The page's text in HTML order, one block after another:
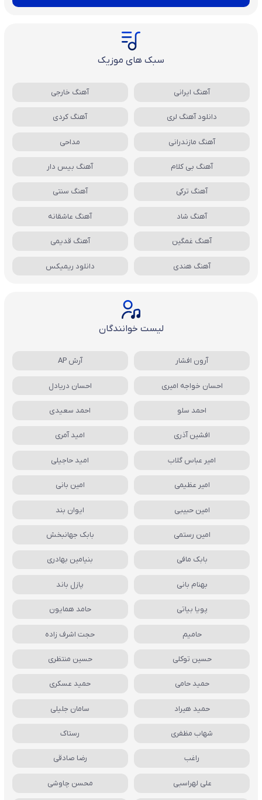
سبک های موزیک
آهنگ ایرانی آهنگ خارجی
دانلود آهنگ لری آهنگ کردی
آهنگ مازندرانی مداحی
آهنگ بی کلام آهنگ بیس دار
آهنگ ترکی آهنگ سنتی
آهنگ شاد آهنگ عاشقانه
آهنگ غمگین آهنگ قدیمی
آهنگ هندی دانلود ریمیکس
لیست خوانندگان
آرون افشار آرش AP
احسان خواجه امیری احسان دریادل
احمد سلو احمد سعیدی
افشین آذری امید آمری
امیر عباس گلاب امید حاجیلی
امیر عظیمی امین بانی
امین حبیبی ایوان بند
امین رستمی بابک جهانبخش
بابک مافی بنیامین بهادری
بهنام بانی پازل باند
پویا بیاتی حامد همایون
حامیم حجت اشرف زاده
حسین توکلی حسین منتظری
حمید حامی حمید عسکری
حمید هیراد سامان جلیلی
شهاب مظفری رستاک
راغب رضا صادقی
علی لهراسبی محسن چاوشی